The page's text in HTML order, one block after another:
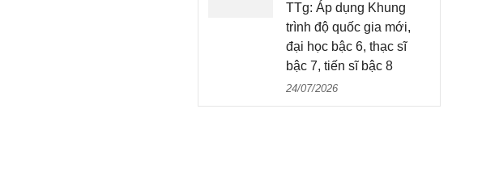
TTg: Áp dụng Khung
trình độ quốc gia mới,
đại học bậc 6, thạc sĩ
bậc 7, tiến sĩ bậc 8
24/07/2026